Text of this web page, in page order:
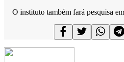
O instituto também fará pesquisa